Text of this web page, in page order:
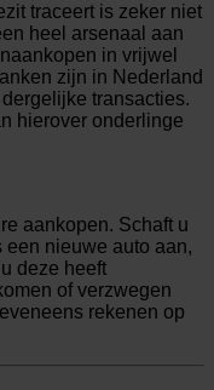
traceert is zeker niet
heel arsenaal aan
in vrijwel
zijn in Nederland
transacties.
hierover onderlinge
aankopen. Schaft u
nieuwe auto aan,
deze heeft
of verzwegen
rekenen op